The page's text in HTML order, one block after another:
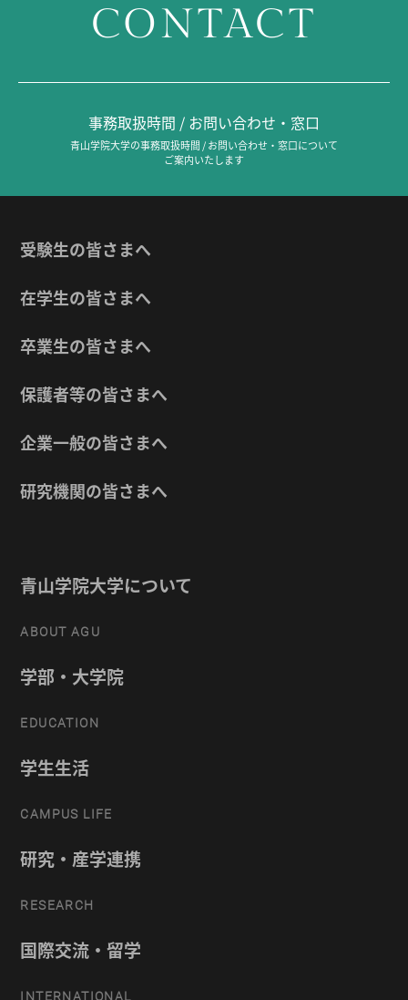
CONTACT
事務取扱時間 / お問い合わせ・窓口
青山学院大学の事務取扱時間 / お問い合わせ・窓口について
ご案内いたします
受験生の皆さまへ
在学生の皆さまへ
卒業生の皆さまへ
保護者等の皆さまへ
企業一般の皆さまへ
研究機関の皆さまへ
青山学院大学について
ABOUT AGU
学部・大学院
EDUCATION
学生生活
CAMPUS LIFE
研究・産学連携
RESEARCH
国際交流・留学
INTERNATIONAL